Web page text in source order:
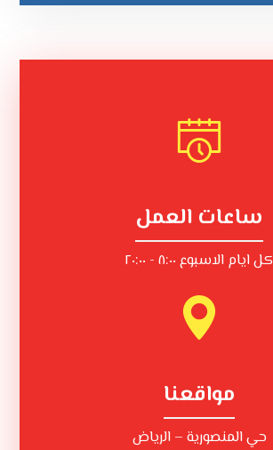
ساعات العمل
كل ايام الاسبوع ٨:٠٠ - ٢٠:٠٠
مواقعنا
حي المنصورية – الرياض